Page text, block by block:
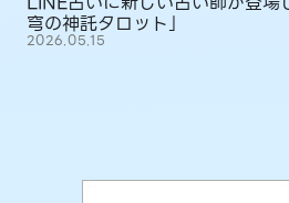
穹の神託タロット」
2026.05.15